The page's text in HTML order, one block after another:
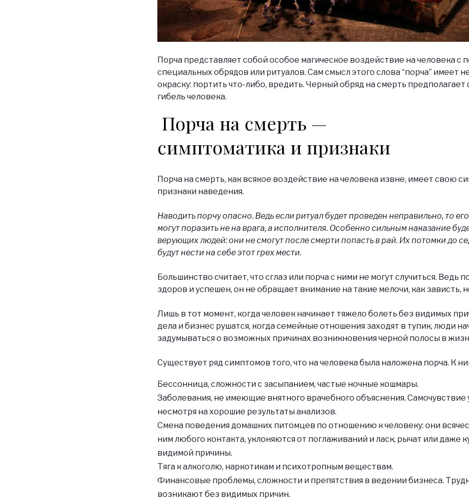
Порча представляет собой особое магическое воздействие на человека с
специальных обрядов или ритуалов. Сам смысл этого слова “порча” имеет
окраску: портить что-либо, вредить. Черный обряд на смерть
гибель человека.
Порча на смерть —
симптоматика и признаки
Порча на смерть, как всякое воздействие на человека извне, имеет свою
признаки наведения.
Наводить порчу опасно. Ведь если ритуал будет проведен неправильно, то
могут поразить не на врага, а исполнителя. Особенно сильным наказание
верующих людей: они не смогут после смерти попасть в рай. Их потомки до
будут нести на себе этот грех мести.
Большинство считает, что сглаз или порча с ними не могут случиться. Ведь
здоров и успешен, он не обращает внимание на такие мелочи, как зависть,
Лишь в тот момент, когда человек начинает тяжело болеть без видимых
дела и бизнес рушатся, когда семейные отношения заходят в тупик, люди
задумываться о возможных причинах возникновения черной полосы в
Существует ряд симптомов того, что на человека была наложена порча. К
Бессонница, сложности с засыпанием, частые ночные кошмары.
Заболевания, не имеющие внятного врачебного объяснения. Самочувствие
несмотря на хорошие результаты анализов.
Смена поведения домашних питомцев по отношению к человеку: они
ним любого контакта, уклоняются от поглаживаний и ласк, рычат или даже
видимой причины.
Тяга к алкоголю, наркотикам и психотропным веществам.
Финансовые проблемы, сложности и препятствия в ведении бизнеса.
возникают без видимых причин.